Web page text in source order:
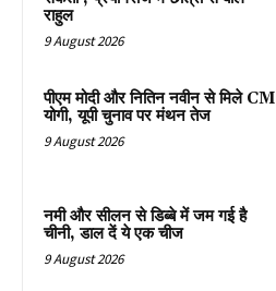
राहुल
9 August 2026
पीएम मोदी और नितिन नवीन से मिले CM
योगी, यूपी चुनाव पर मंथन तेज
9 August 2026
नमी और सीलन से डिब्बे में जम गई है
चीनी, डाल दें ये एक चीज
9 August 2026